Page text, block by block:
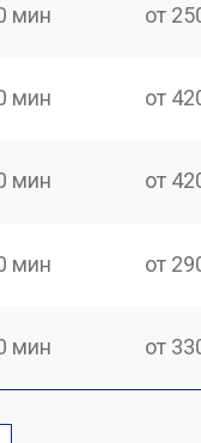
мин от
мин от
мин от
мин от
мин от
мин